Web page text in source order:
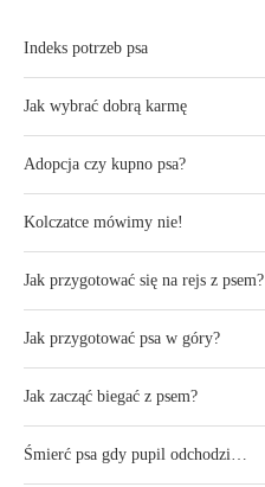
Indeks potrzeb psa
Jak wybrać dobrą karmę
Adopcja czy kupno psa?
Kolczatce mówimy nie!
Jak przygotować się na rejs z psem?
Jak przygotować psa w góry?
Jak zacząć biegać z psem?
Śmierć psa gdy pupil odchodzi…